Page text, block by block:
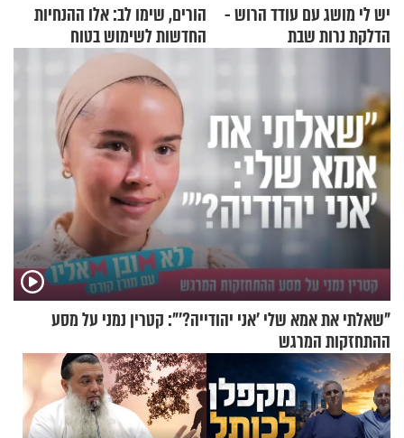
יש לי מושג עם עודד הרוש -
הדלקת נרות שבת
הורים, שימו לב: אלו ההנחיות
החדשות לשימוש בטוח
בסקווישי לאחר מקרי אשפוז
"שאלתי את אמא שלי 'אני יהודייה?'": קטרין נמני על מסע
ההתחזקות המרגש